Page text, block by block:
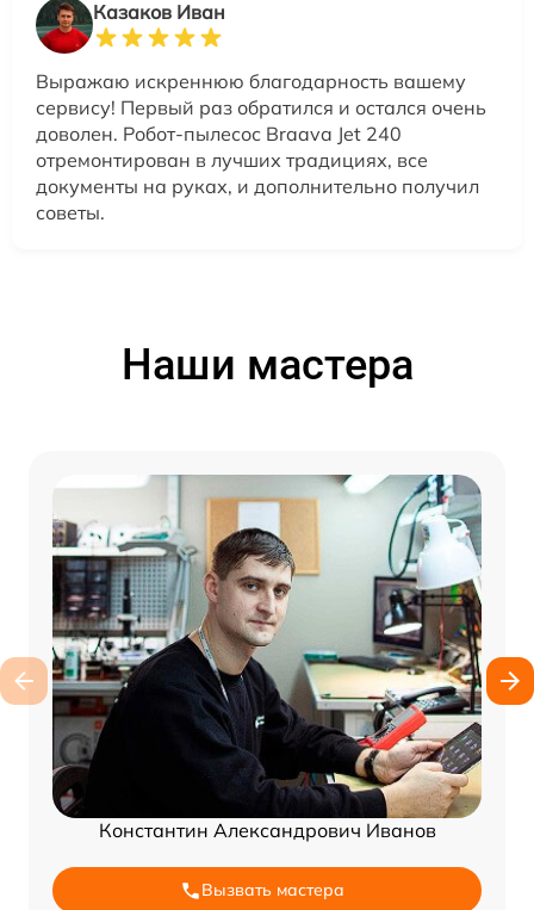
Казаков Иван
Выражаю искреннюю благодарность вашему
сервису! Первый раз обратился и остался очень
доволен. Робот-пылесос Braava Jet 240
отремонтирован в лучших традициях, все
документы на руках, и дополнительно получил
советы.
Наши мастера
Константин Александрович Иванов
Вызвать мастера